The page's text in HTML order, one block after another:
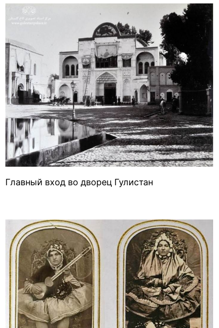
Главный вход во дворец Гулистан